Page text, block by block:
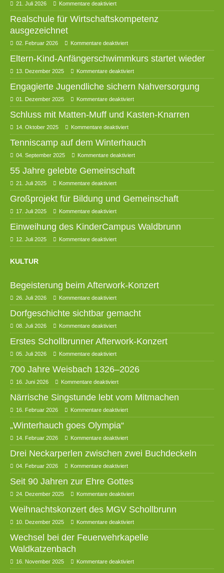
21. Juli 2026 Kommentare deaktiviert
Realschule für Wirtschaftskompetenz
ausgezeichnet
02. Februar 2026 Kommentare deaktiviert
Eltern-Kind-Anfängerschwimmkurs startet wieder
13. Dezember 2025 Kommentare deaktiviert
Engagierte Jugendliche sichern Nahversorgung
01. Dezember 2025 Kommentare deaktiviert
Schluss mit Matten-Muff und Kasten-Knarren
14. Oktober 2025 Kommentare deaktiviert
Tenniscamp auf dem Winterhauch
04. September 2025 Kommentare deaktiviert
55 Jahre gelebte Gemeinschaft
21. Juli 2025 Kommentare deaktiviert
Großprojekt für Bildung und Gemeinschaft
17. Juli 2025 Kommentare deaktiviert
Einweihung des KinderCampus Waldbrunn
12. Juli 2025 Kommentare deaktiviert
KULTUR
Begeisterung beim Afterwork-Konzert
26. Juli 2026 Kommentare deaktiviert
Dorfgeschichte sichtbar gemacht
08. Juli 2026 Kommentare deaktiviert
Erstes Schollbrunner Afterwork-Konzert
05. Juli 2026 Kommentare deaktiviert
700 Jahre Weisbach 1326–2026
16. Juni 2026 Kommentare deaktiviert
Närrische Singstunde lebt vom Mitmachen
16. Februar 2026 Kommentare deaktiviert
„Winterhauch goes Olympia“
14. Februar 2026 Kommentare deaktiviert
Drei Neckarperlen zwischen zwei Buchdeckeln
04. Februar 2026 Kommentare deaktiviert
Seit 90 Jahren zur Ehre Gottes
24. Dezember 2025 Kommentare deaktiviert
Weihnachtskonzert des MGV Schollbrunn
10. Dezember 2025 Kommentare deaktiviert
Wechsel bei der Feuerwehrkapelle
Waldkatzenbach
16. November 2025 Kommentare deaktiviert